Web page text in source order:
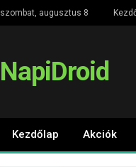
szombat, augusztus 8
NapiDroid
Kezdőlap Akciók